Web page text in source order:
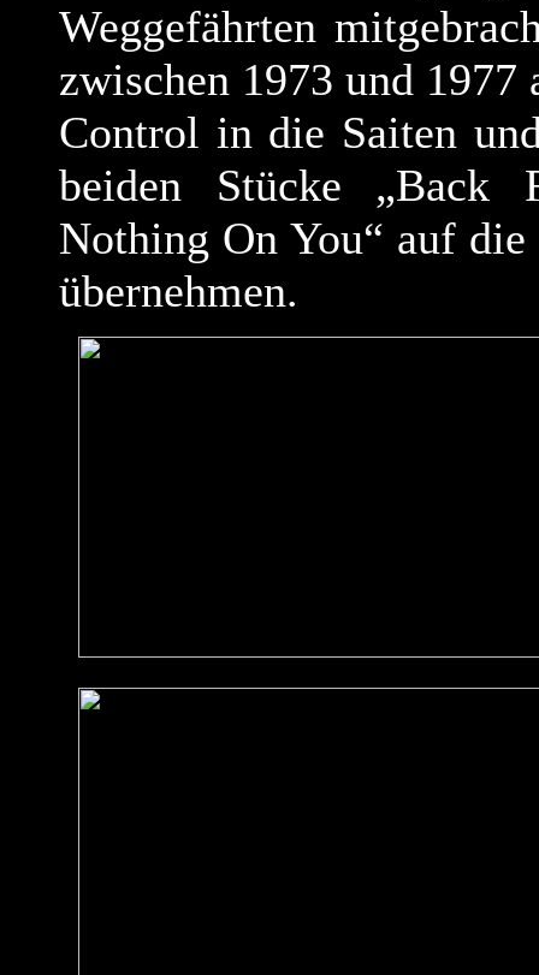
Weggefährten
zwischen 1973 und
Control in die Saiten
beiden Stücke „Back
Nothing On You“ auf die
übernehmen.